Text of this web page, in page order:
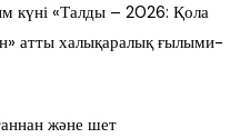
күні «Талды – 2026: Қола
атты халықаралық ғылыми-
және шет